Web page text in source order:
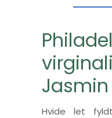
Jasmin
Hvide let